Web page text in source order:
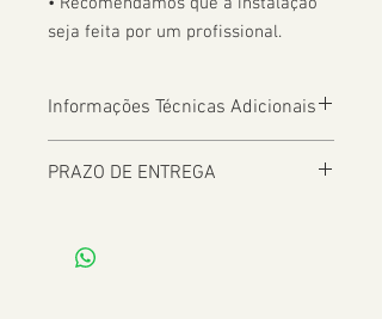
seja feita por um profissional.
Informações Técnicas Adicionais
PRAZO DE ENTREGA
Localização